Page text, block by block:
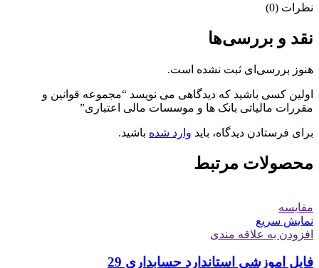
نظرات (0)
نقد و بررسی‌ها
هنوز بررسی‌ای ثبت نشده است.
اولین کسی باشید که دیدگاهی می نویسد “مجموعه قوانین و
مقررات مالیاتی بانک ها و موسسات مالی اعتباری”
برای فرستادن دیدگاه، باید وارد شده باشید.
محصولات مرتبط
مقايسه
نمایش سریع
افزودن به علاقه مندی
فایل اموزشی استاندارد حسابداری 29